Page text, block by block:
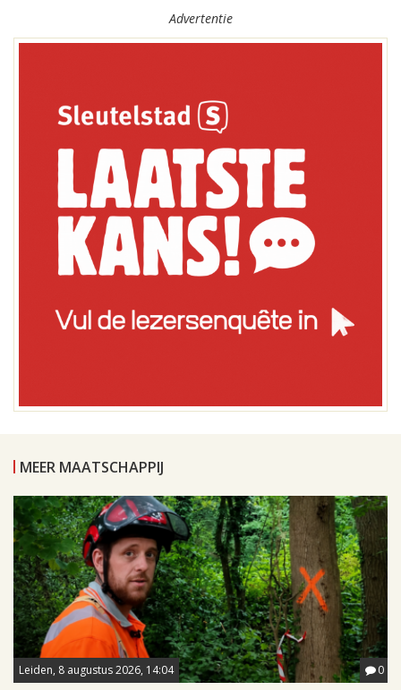
Advertentie
MEER MAATSCHAPPIJ
Leiden, 8 augustus 2026, 14:04 0